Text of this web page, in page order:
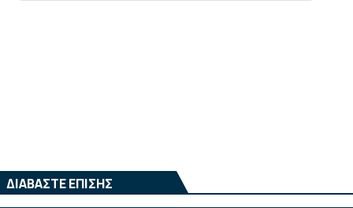
ΔΙΑΒΑΣΤΕ ΕΠΙΣΗΣ